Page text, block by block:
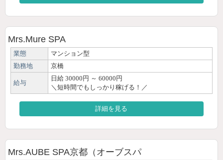
Mrs.Mure SPA
業態
マンション型
勤務地
京橋
給与
日給 30000円 ～ 60000円
＼短時間でもしっかり稼げる！／
詳細を見る
Mrs.AUBE SPA京都（オーブスパ